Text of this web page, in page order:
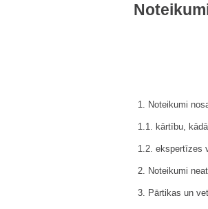
1. Noteikumi
1.1. kārtību,
1.2. ekspertīzes
2. Noteikumi
3. Pārtikas un